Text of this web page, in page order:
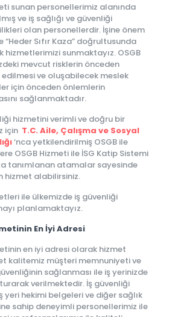
sunan personellerimiz alanında
ve iş sağlığı ve güvenliği
olan personellerdir. İşine önem
“Heder Sıfır Kaza” doğrultusunda
sunmaktayız. OSGB
mevcut risklerin önceden
ve oluşabilecek meslek
için önceden önlemlerin
sağlanmaktadır.
hizmetini verimli ve doğru bir
için T.C. Aile, Çalışma ve Sosyal
‘nca yetkilendirilmiş OSGB ile
OSGB Hizmeti ile İSG Katip Sistemi
tanımlanan atamalar sayesinde
hizmet alabilirsiniz.
ile ülkemizde iş güvenliği
planlamaktayız.
En İyi Adresi
en iyi adresi olarak hizmet
kalitemiz müşteri memnuniyeti ve
sağlanması ile iş yerinizde
verilmektedir. İş güvenliği
yeri hekimi belgeleri ve diğer sağlık
sahip deneyimli personellerimiz ile